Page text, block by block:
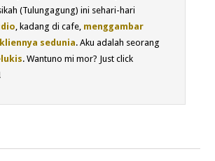
(Tulungagung) ini sehari-hari
, kadang di cafe, menggambar
sedunia. Aku adalah seorang
. Wantuno mi mor? Just click